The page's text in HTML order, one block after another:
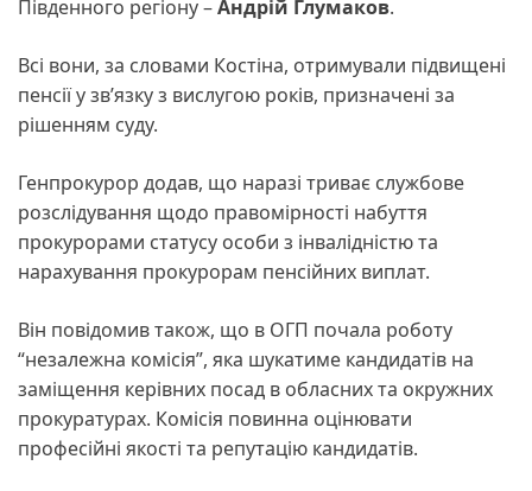
Південного регіону –Андрій Глумаков.
Всі вони, за словами Костіна, отримували підвищені
пенсії у зв’язку з вислугою років, призначені за
рішенням суду.
Генпрокурор додав, що наразі триває службове
розслідування щодо правомірності набуття
прокурорами статусу особи з інвалідністю та
нарахування прокурорам пенсійних виплат.
Він повідомив також, що в ОГП почала роботу
“незалежна комісія”, яка шукатиме кандидатів на
заміщення керівних посад в обласних та окружних
прокуратурах. Комісія повинна оцінювати
професійні якості та репутацію кандидатів.